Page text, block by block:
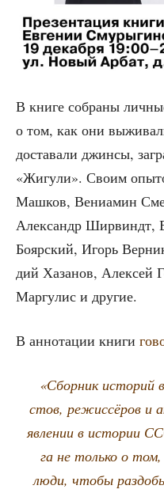
В кни­ге собра­ны
о том, как они
доста­ва­ли джин­сы,
«Жигу­ли». Сво­им
Маш­ков, Вени­а­мин
Алек­сандр Шир­виндт,
Бояр­ский, Игорь
дий Хаза­нов, Алек­сей
Мар­гу­лис и другие.
В анно­та­ции кни­ги
«Сбор­ник исто­рий
стов, режис­сё­ров и
явле­нии в исто­рии
га не толь­ко о
люди, что­бы